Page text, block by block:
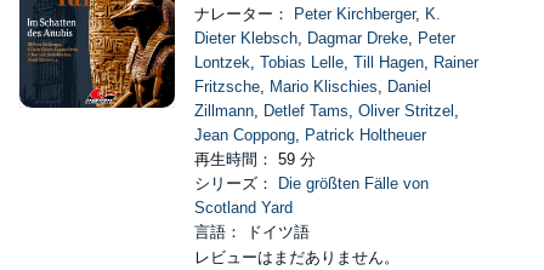
ナレーター：
Peter Kirchberger, K.
Dieter Klebsch, Dagmar Dreke, Peter
Lontzek, Tobias Lelle, Till Hagen, Rainer
Fritzsche, Mario Klischies, Daniel
Zillmann, Detlef Tams, Oliver Stritzel ,
Jean Coppong, Patrick Holtheuer
再生時間： 59 分
シリーズ：
Die größten Fälle von
Scotland Yard
言語： ドイツ語
レビューはまだありません。